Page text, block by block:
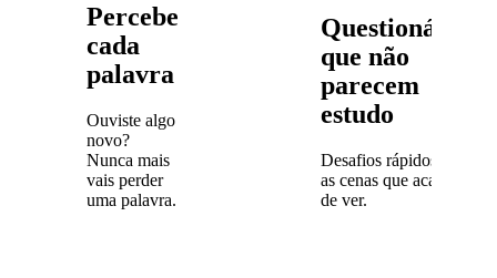
Percebe
cada
palavra
Ouviste algo
novo?
Nunca mais
vais perder
uma palavra.
Questionários
que não
parecem
estudo
Desafios rápidos com
as cenas que acabaste
de ver.